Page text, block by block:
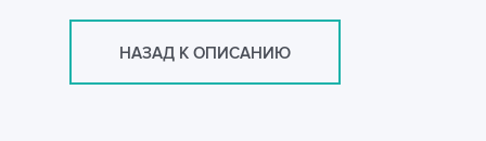
НАЗАД К ОПИСАНИЮ